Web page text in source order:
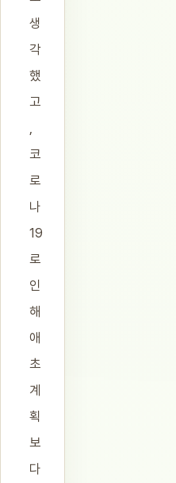
생
각
했
고
,
코
로
나
19
로
인
해
애
초
계
획
보
다